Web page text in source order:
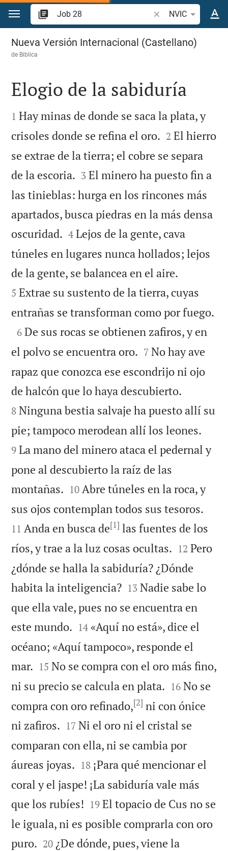
Ir a un contenido
Buscar versículo
NVIC
Job 28
Nueva Versión Internacional (Castellano)
de Biblica

Elogio de la sabiduría

1 Hay minas de donde se saca la plata, y
crisoles donde se refina el oro. 

2 El hierro
se extrae de la tierra; el cobre se separa
de la escoria. 

3 El minero ha puesto fin a
las tinieblas: hurga en los rincones más
apartados, busca piedras en la más densa
oscuridad. 

4 Lejos de la gente, cava
túneles en lugares nunca hollados; lejos
de la gente, se balancea en el aire.
5 Extrae su sustento de la tierra, cuyas
entrañas se transforman como por fuego.

6 De sus rocas se obtienen zafiros, y en
el polvo se encuentra oro. 

7 No hay ave
rapaz que conozca ese escondrijo ni ojo
de halcón que lo haya descubierto.
8 Ninguna bestia salvaje ha puesto allí su
pie; tampoco merodean allí los leones.
9 La mano del minero ataca el pedernal y
pone al descubierto la raíz de las
montañas. 

10 Abre túneles en la roca, y
sus ojos contemplan todos sus tesoros.
11 Anda en busca de[1] las fuentes de los
ríos, y trae a la luz cosas ocultas. 

12 Pero
¿dónde se halla la sabiduría? ¿Dónde
habita la inteligencia?
13 Nadie sabe lo
que ella vale, pues no se encuentra en
este mundo. 

14 «Aquí no está», dice el
océano; «Aquí tampoco», responde el
mar. 

15 No se compra con el oro más fino,
ni su precio se calcula en plata. 

16 No se
compra con oro refinado,[2] ni con ónice
ni zafiros. 

17 Ni el oro ni el cristal se
comparan con ella, ni se cambia por
áureas joyas. 

18 ¡Para qué mencionar el
coral y el jaspe! ¡La sabiduría vale más
que los rubíes! 

19 El topacio de Cus no se
le iguala, ni es posible comprarla con oro
puro. 

20 ¿De dónde, pues, viene la